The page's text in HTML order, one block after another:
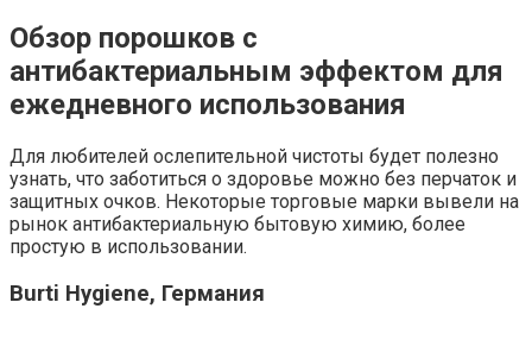
Обзор порошков с
антибактериальным эффектом для
ежедневного использования
Для любителей ослепительной чистоты будет полезно
узнать, что заботиться о здоровье можно без перчаток и
защитных очков. Некоторые торговые марки вывели на
рынок антибактериальную бытовую химию, более
простую в использовании.
Burti Hygiene, Германия